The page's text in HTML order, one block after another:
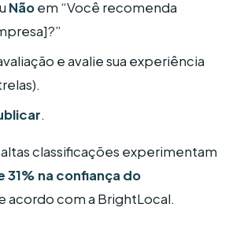
Nãoem “Você recomenda
e avalie sua experiência
.
classificações experimentam
31% na confiança do
acordo com a BrightLocal.